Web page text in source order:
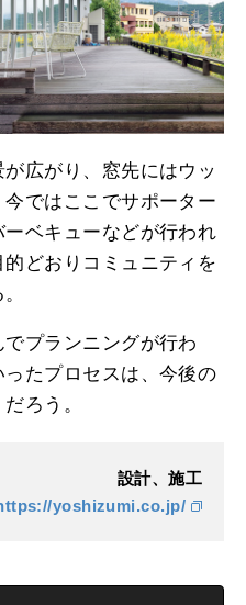
広がり、窓先にはウッ
今ではここでサポーター
ベキューなどが行われ
どおりコミュニティを
プランニングが行わ
たプロセスは、今後の
ろう。
設計、施工
yoshizumi.co.jp/